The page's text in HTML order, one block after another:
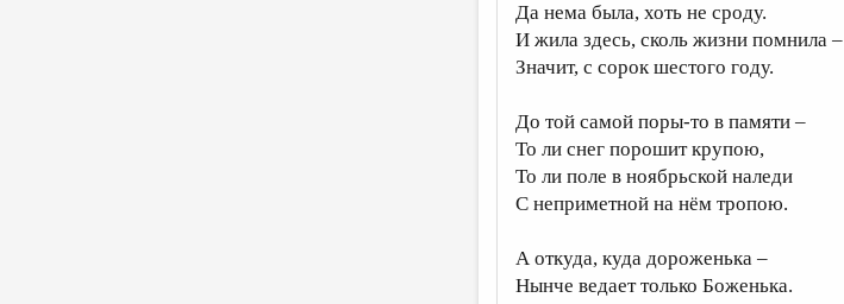
Да нема была, хоть не сроду.
И жила здесь, сколь жизни помнила –
Значит, с сорок шестого году.
До той самой поры-то в памяти –
То ли снег порошит крупою,
То ли поле в ноябрьской наледи
С неприметной на нём тропою.
А откуда, куда дороженька –
Нынче ведает только Боженька.